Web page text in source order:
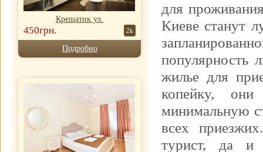
Крещатик ул.
450грн. 2k
Подробно
для
Киеве станут
популярность
жилье для
копейку,
минимальную
всех
турист, да и